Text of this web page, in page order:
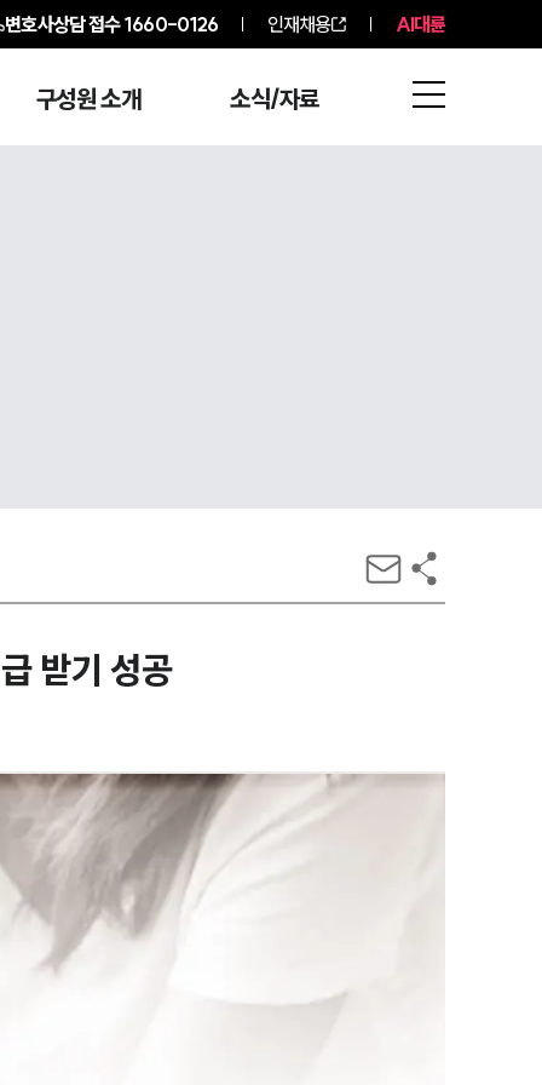
변호사상담 접수1660-0126 인재채용 AI대륜
구성원 소개 소식/자료
받기 성공